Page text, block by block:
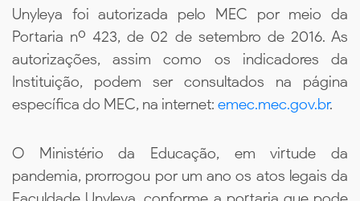
Unyleya foi autorizada pelo MEC por meio da
Portaria nº 423, de 02 de setembro de 2016. As
autorizações, assim como os indicadores da
Instituição, podem ser consultados na página
específica do MEC, na internet: emec.mec.gov.br.
O Ministério da Educação, em virtude da
pandemia, prorrogou por um ano os atos legais da